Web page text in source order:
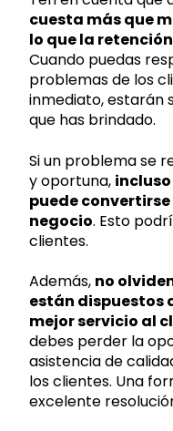
cuesta más que
lo que la
Cuando puedas
problemas de los
inmediato, estarán
que has brindado.
Si un problema se
y oportuna,
puede
negocio. Esto
clientes.
Además, no
están dispuestos
mejor servicio al
debes perder la
asistencia de
los clientes. Una
excelente